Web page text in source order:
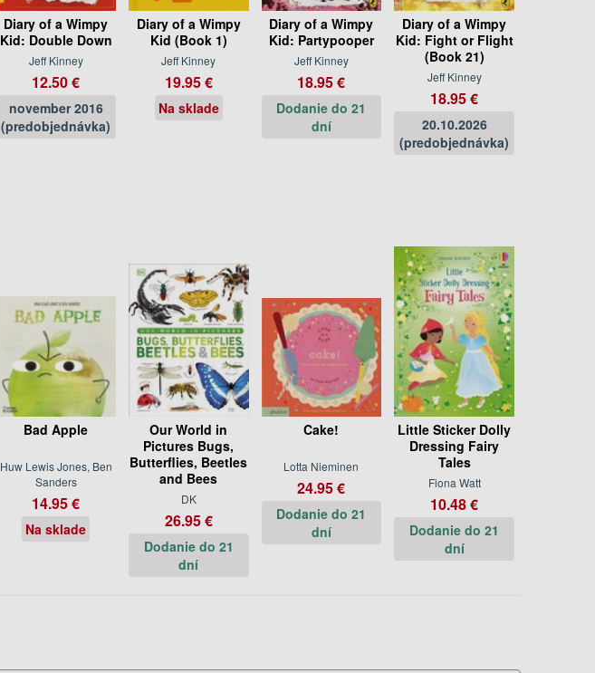
Diary of a Wimpy
Kid: Double Down
Jeff Kinney
12.50 €
november 2016
(predobjednávka)
Diary of a Wimpy
Kid (Book 1)
Jeff Kinney
19.95 €
Na sklade
Diary of a Wimpy
Kid: Partypooper
Jeff Kinney
18.95 €
Dodanie do 21
dní
Diary of a Wimpy
Kid: Fight or Flight
(Book 21)
Jeff Kinney
18.95 €
20.10.2026
(predobjednávka)
Bad Apple
Huw Lewis Jones, Ben
Sanders
14.95 €
Na sklade
Our World in
Pictures Bugs,
Butterflies, Beetles
and Bees
DK
26.95 €
Dodanie do 21
dní
Cake!
Lotta Nieminen
24.95 €
Dodanie do 21
dní
Little Sticker Dolly
Dressing Fairy
Tales
Fiona Watt
10.48 €
Dodanie do 21
dní